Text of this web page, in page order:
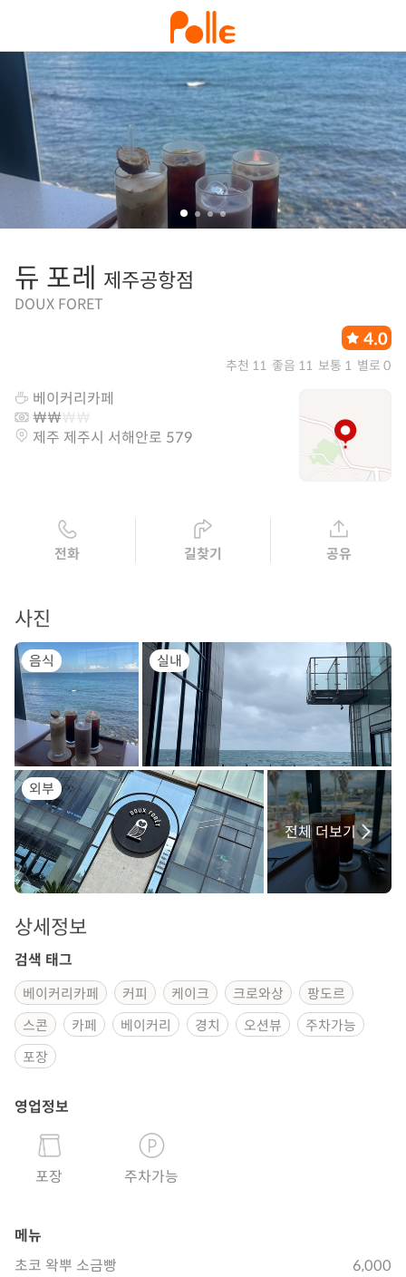
듀 포레 제주공항점
DOUX FORET
4.0
추천 11 좋음 11 보통 1 별로 0
베이커리카페
제주 제주시 서해안로 579
전화 길찾기 공유
사진
음식 실내
외부
전체 더보기
상세정보
검색 태그
베이커리카페 커피 케이크 크로와상
팡도르
스콘
카페 베이커리 경치 오션뷰
주차가능
포장
영업정보
포장 주차가능
메뉴
초코 왁뿌 소금빵
6,000